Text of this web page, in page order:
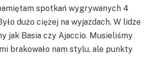
spotkań wygrywanych 4
dużo ciężej na wyjazdach. W lidze
jak Basia czy Ajaccio. Musieliśmy
brakowało nam stylu, ale punkty